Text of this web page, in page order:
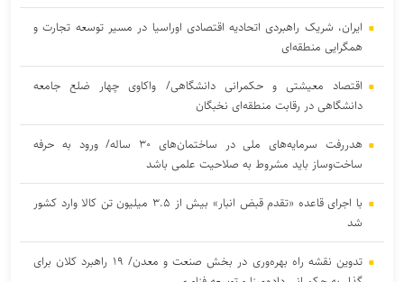
ایران، شریک راهبردی اتحادیه اقتصادی اوراسیا در مسیر توسعه تجارت و
همگرایی منطقه‌ای
اقتصاد معیشتی و حکمرانی دانشگاهی/ واکاوی چهار ضلع جامعه
دانشگاهی در رقابت منطقه‌ای نخبگان
هدررفت سرمایه‌های ملی در ساختمان‌های ۳۰ ساله/ ورود به حرفه
ساخت‌وساز باید مشروط به صلاحیت علمی باشد
با اجرای قاعده «تقدم قبض انبار» بیش از ۳.۵ میلیون تن کالا وارد کشور
شد
تدوین نقشه راه بهره‌وری در بخش صنعت و معدن/ ۱۹ راهبرد کلان برای